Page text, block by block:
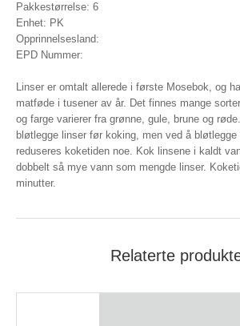
Pakkestørrelse: 6
Enhet: PK
Opprinnelsesland:
EPD Nummer:
Linser er omtalt allerede i første Mosebok, og
matføde i tusener av år. Det finnes mange
og farge varierer fra grønne, gule, brune og
bløtlegge linser før koking, men ved å
reduseres koketiden noe. Kok linsene i kaldt
dobbelt så mye vann som mengde linser.
minutter.
Relaterte